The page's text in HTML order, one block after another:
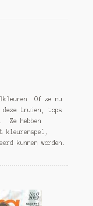
Of ze nu
truien, tops
Ze hebben
kleurenspel,
kunnen worden.